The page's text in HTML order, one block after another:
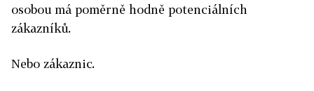
osobou má poměrně hodně potenciálních
zákazníků.
Nebo zákaznic.